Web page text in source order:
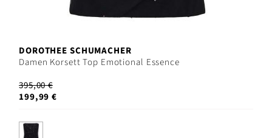
DOROTHEE SCHUMACHER
Damen Korsett Top Emotional Essence
395,00 €
199,99 €